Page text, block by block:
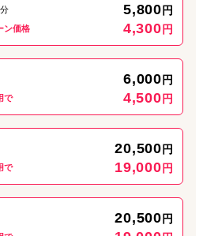
ております！
理は神田店へ』
。
ております（最終受付は18時30
リー交換など
5,800 円
ン価格 4,300 円
6,000 円
で 4,500 円
20,500 円
で 19,000 円
20,500 円